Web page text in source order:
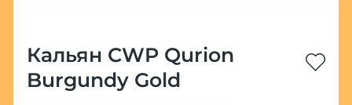
Кальян CWP Qurion
Burgundy Gold